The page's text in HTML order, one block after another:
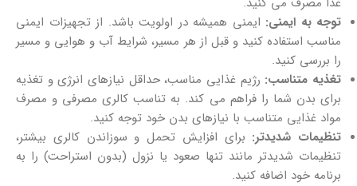
توجه به ایمنی: ایمنی همیشه در اولویت باشد. از تجهیزات ایمنی
مناسب استفاده کنید و قبل از هر مسیر، شرایط آب‌ و هوایی و مسیر
را بررسی کنید.
تغذیه متناسب: رژیم غذایی مناسب، حداقل نیازهای انرژی و تغذیه
برای بدن شما را فراهم می‌ کند. به تناسب کالری مصرفی و مصرف
مواد غذایی متناسب با نیازهای بدن خود توجه کنید.
تنظیمات شدیدتر: برای افزایش تحمل و سوزاندن کالری بیشتر،
تنظیمات شدیدتر مانند تنها صعود یا نزول (بدون استراحت) را به
برنامه خود اضافه کنید.